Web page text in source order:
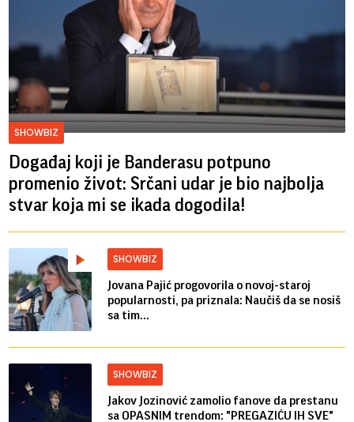
SHOWBIZ
Događaj koji je Banderasu potpuno
promenio život: Srčani udar je bio najbolja
stvar koja mi se ikada dogodila!
SHOWBIZ
Jovana Pajić progovorila o novoj-staroj
popularnosti, pa priznala: Naučiš da se nosiš
sa tim...
SHOWBIZ
Jakov Jozinović zamolio fanove da prestanu
sa OPASNIM trendom: "PREGAZIĆU IH SVE"